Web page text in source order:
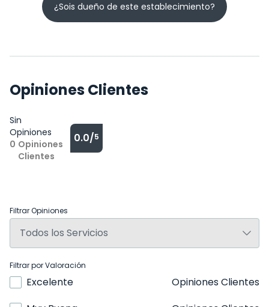
¿Sois dueño de este establecimiento?
Opiniones Clientes
Sin
Opiniones
0 Opiniones
Clientes
0.0/5
Filtrar Opiniones
Filtrar por Valoración
Excelente
Opiniones Clientes